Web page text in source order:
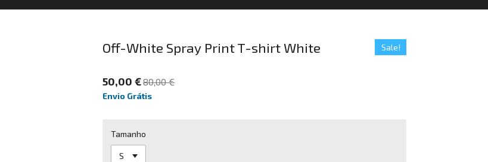
Off-White Spray Print T-shirt White Sale!
50,00 €80,00 €
Envio Grátis
Tamanho